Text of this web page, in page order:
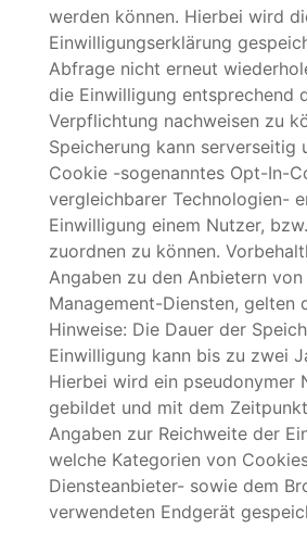
werden können. Hierbei wird
Einwilligungserklärung
Abfrage nicht erneut
die Einwilligung entsprechend
Verpflichtung nachweisen zu
Speicherung kann serverseitig
Cookie -sogenanntes Opt-In-
vergleichbarer Technologien-
Einwilligung einem Nutzer,
zuordnen zu können.
Angaben zu den Anbietern
Management-Diensten, gelten
Hinweise: Die Dauer der
Einwilligung kann bis zu zwei
Hierbei wird ein pseudonymer
gebildet und mit dem
Angaben zur Reichweite der
welche Kategorien von
Diensteanbieter- sowie dem
verwendeten Endgerät